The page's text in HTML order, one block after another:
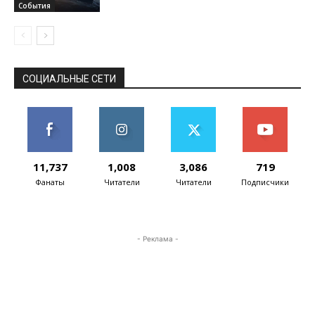
События
СОЦИАЛЬНЫЕ СЕТИ
11,737
Фанаты
1,008
Читатели
3,086
Читатели
719
Подписчики
- Реклама -